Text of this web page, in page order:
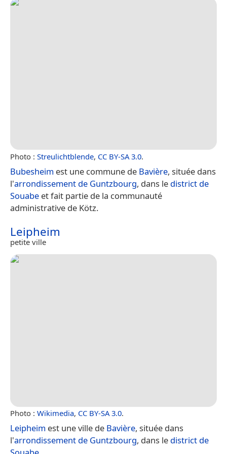
Photo : Streulichtblende, CC BY-SA 3.0.
Bubesheim est une commune de Bavière, située dans
l'arrondissement de Guntzbourg, dans le district de
Souabe et fait partie de la communauté
administrative de Kötz.
Leipheim
petite ville
Photo : Wikimedia, CC BY-SA 3.0.
Leipheim est une ville de Bavière, située dans
l'arrondissement de Guntzbourg, dans le district de